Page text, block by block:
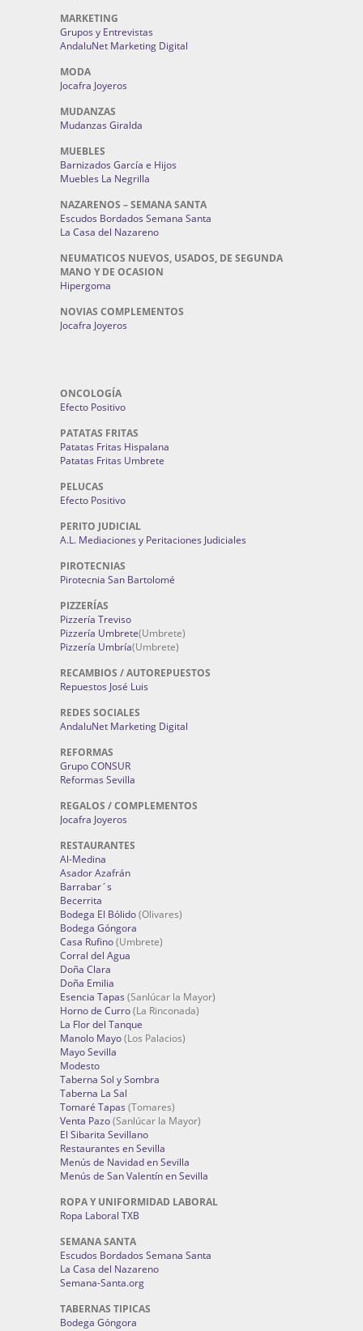
MARKETING
Grupos y Entrevistas
AndaluNet Marketing Digital
MODA
Jocafra Joyeros
MUDANZAS
Mudanzas Giralda
MUEBLES
Barnizados García e Hijos
Muebles La Negrilla
NAZARENOS – SEMANA SANTA
Escudos Bordados Semana Santa
La Casa del Nazareno
NEUMATICOS NUEVOS, USADOS, DE SEGUNDA
MANO Y DE OCASION
Hipergoma
NOVIAS COMPLEMENTOS
Jocafra Joyeros
ONCOLOGÍA
Efecto Positivo
PATATAS FRITAS
Patatas Fritas Hispalana
Patatas Fritas Umbrete
PELUCAS
Efecto Positivo
PERITO JUDICIAL
A.L. Mediaciones y Peritaciones Judiciales
PIROTECNIAS
Pirotecnia San Bartolomé
PIZZERÍAS
Pizzería Treviso
Pizzería Umbrete(Umbrete)
Pizzería Umbría(Umbrete)
RECAMBIOS / AUTOREPUESTOS
Repuestos José Luis
REDES SOCIALES
AndaluNet Marketing Digital
REFORMAS
Grupo CONSUR
Reformas Sevilla
REGALOS / COMPLEMENTOS
Jocafra Joyeros
RESTAURANTES
Al-Medina
Asador Azafrán
Barrabar´s
Becerrita
Bodega El Bólido(Olivares)
Bodega Góngora
Casa Rufino(Umbrete)
Corral del Agua
Doña Clara
Doña Emilia
Esencia Tapas (Sanlúcar la Mayor)
Horno de Curro(La Rinconada)
La Flor del Tanque
Manolo Mayo(Los Palacios)
Mayo Sevilla
Modesto
Taberna Sol y Sombra
Taberna La Sal
Tomaré Tapas (Tomares)
Venta Pazo(Sanlúcar la Mayor)
El Sibarita Sevillano
Restaurantes en Sevilla
Menús de Navidad en Sevilla
Menús de San Valentín en Sevilla
ROPA Y UNIFORMIDAD LABORAL
Ropa Laboral TXB
SEMANA SANTA
Escudos Bordados Semana Santa
La Casa del Nazareno
Semana-Santa.org
TABERNAS TIPICAS
Bodega Góngora